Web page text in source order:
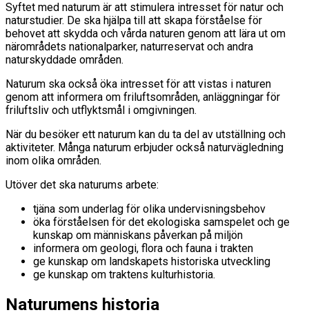
Syftet med naturum är att stimulera intresset för natur och
naturstudier. De ska hjälpa till att skapa förståelse för
behovet att skydda och vårda naturen genom att lära ut om
närområdets nationalparker, naturreservat och andra
naturskyddade områden.
Naturum ska också öka intresset för att vistas i naturen
genom att informera om friluftsområden, anläggningar för
friluftsliv och utflyktsmål i omgivningen.
När du besöker ett naturum kan du ta del av utställning och
aktiviteter. Många naturum erbjuder också naturvägledning
inom olika områden.
Utöver det ska naturums arbete:
tjäna som underlag för olika undervisningsbehov
öka förståelsen för det ekologiska samspelet och ge
kunskap om människans påverkan på miljön
informera om geologi, flora och fauna i trakten
ge kunskap om landskapets historiska utveckling
ge kunskap om traktens kulturhistoria.
Naturumens historia